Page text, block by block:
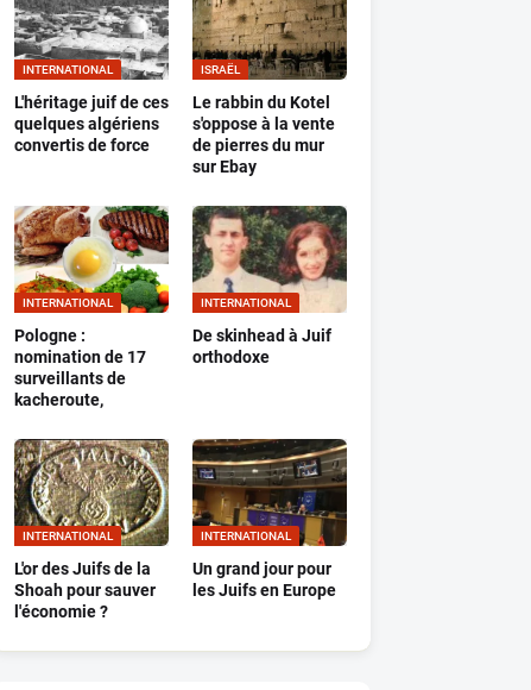
INTERNATIONAL
L'héritage juif de ces
quelques algériens
convertis de force
ISRAËL
Le rabbin du Kotel
s'oppose à la vente
de pierres du mur
sur Ebay
INTERNATIONAL
Pologne :
nomination de 17
surveillants de
kacheroute,
INTERNATIONAL
De skinhead à Juif
orthodoxe
INTERNATIONAL
L'or des Juifs de la
Shoah pour sauver
l'économie ?
INTERNATIONAL
Un grand jour pour
les Juifs en Europe